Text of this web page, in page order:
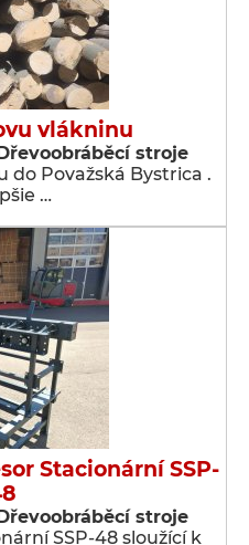
vlákninu
stroje
Považská Bystrica .
…
Stacionární SSP-
stroje
SSP-48 sloužící k